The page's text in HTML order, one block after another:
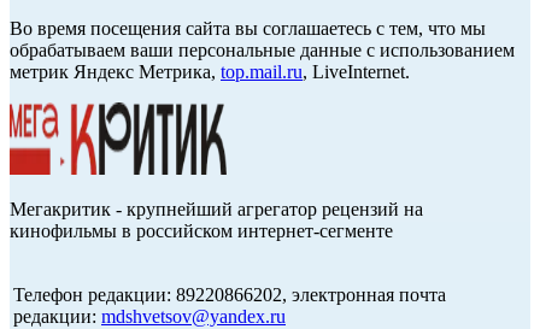
Во время посещения сайта вы соглашаетесь с тем, что мы
обрабатываем ваши персональные данные с использованием
метрик Яндекс Метрика, top.mail.ru, LiveInternet.
Мегакритик - крупнейший агрегатор рецензий на
кинофильмы в российском интернет-сегменте
Телефон редакции: 89220866202, электронная почта
редакции: mdshvetsov@yandex.ru